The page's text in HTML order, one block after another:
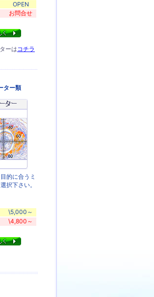
OPEN
お問合せ
ーはコチラ
ター類
的に合うミ
択下さい。
\5,000～
\4,800～